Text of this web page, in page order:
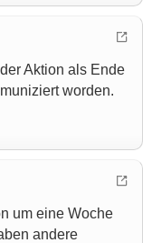
Aktion als Ende
worden.
um eine Woche
andere